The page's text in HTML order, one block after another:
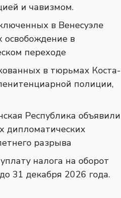
и чавизмом.
в Венесуэле
освобождение в
переходе
в тюрьмах Коста-
полиции,
Республика объявили
дипломатических
разрыва
налога на оборот
31 декабря 2026 года.